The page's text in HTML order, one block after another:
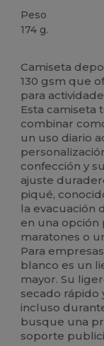
Peso
174 g.
Camiseta
130 gsm que
para
Esta camiseta
combinar
un uso diario
confección y
ajuste
piqué,
la evacuación
en una opción
maratones o
Para
blanco es un
mayor. Su
secado rápido
incluso
busque una
soporte